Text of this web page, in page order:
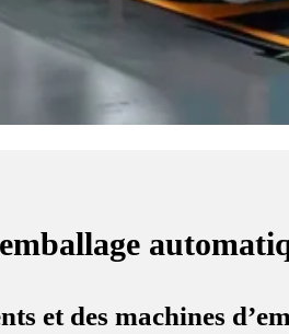
et des machines